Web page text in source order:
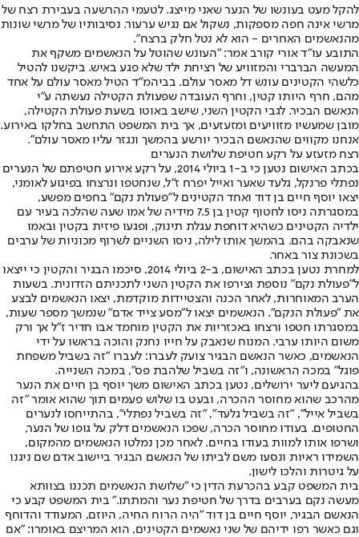
להקל מעט בעונשו של הנער שאני מייצג. לטעמי ההרשעה בעבירת רצח של
מרשי אינה חפה מספקות, נשקול אם נגיש ערעור. נסיבותיו של מרשי שונות
מהנאשמים האחרים - הוא לא נטל חלק ברצח״.
התובע עו״ד אורי קורב אמר: ״העונש שהוטל על הנאשמים משקף את
המעשה הברברי והמזוויע של רציחת ילד שלא פגע באיש. ביקשנו להטיל
כלשהי הקטינים עונש דל מאסר עולם. בביהמ״ד הטיל מאסר עולם על אחד
מהם, חרף היותו קטין, וחרף העובדה שפעולת הקטילה נעשתה ע״י
הנאשם הבכיר. לגבי הקטין השני, שישב באוטו בשעת פעולת הקטילה,
מובן שמעשיו מזוויעים ומזעזעים, אך בית המשפט התחשב בחלקו באירוע.
אנחנו מקווים שהנאשם הבכיר יורשע בהמשך ונגזר עליו מאסר עולם״.
רצח מזעזע על רקע חטיפת שלושת הנערים
בכתב האישום נטען כי ב-1 ביולי 2014, על רקע אירוע חטיפתם של הנערים
נפתלי פרנקל, גלעד שאער ואייל יפרח ז"ל, שנחטפו ונרצחו בפיגוע לאומני,
יצאו יוסף חיים בן דוד ואחד הקטינים ל"פעולת נקם" בחפים מפשע,
במסגרתה ניסו לחטוף קטין בן 7.5 מידיה של אמו שעה שהלכה בעיר עם
ילדיה הקטינים כשהיא דוחפת עגלת תינוק, ופגעו פיזית בקטין ובאמו
שנאבקה בהם. בהמשך אותו לילה, ניסו השניים לשרוף מכוניות של ערבים
בשכונת צור באחר.
למחרת נטען בכתב האישום, ב-2 ביולי 2014, סיכמו הבגיר והקטין כי ייצאו
ל"פעולת נקם" נוספת וצירפו את הקטין השני לתכניתם הזדונית. בשעות
הערב המאוחרות, לאחר הכנה והצטיידות מוקדמת, יצאו הנאשמים לבצע
את "פעולת הנקם". הנאשמים יצאו ל"מסע צייד אדם" שנמשך מספר שעות,
במסגרתו חטפו ורצחו באכזריות את הקטין מוחמד אבו חדיר ז"ל אך ורק
משום היותו ערבי. המנוח שנאבק על חייו נחנק והוכה בראשו על ידי
הנאשמים, כאשר הנאשם הבגיר צועק לעברו: לעברו "זה בשביל משפחת
פוגל" במכה הראשונה, ו"זה בשביל שלהבת פס", במכה השנייה.
בהגיעם ליער ירושלים, נטען בכתב האישום משך יוסף בן חיים את הנער
מהרכב שהוא מחוסר ההכרה, ובעט בו שלוש פעמים תוך שהוא אומר "זה
בשביל אייל", "זה בשביל גלעד", "זה בשביל נפתלי", בהתייחסו לנערים
החטופים. בעודו מחוסר הכרה, שפכו הנאשמים דלק על גופו של הנער,
ושרפו אותו למוות בעודו בחיים. לאחר מכן נמלטו הנאשמים מהמקום,
השמידו ראיות ונסעו משם לביתו של הנאשם הבגיר ביישוב אדם שם ניגנו
על גיטרות והלכו לישון.
בית המשפט קבע בהכרעת הדין כי "שלושת הנאשמים תכננו בצוותא
מעשה נקם בערבים בדרך של חטיפת נער והמתתו." בית המשפט קבע כי
הנאשם הבגיר, יוסף חיים בן דוד "היה הרוח החיה, היוזם, המעודד והדוחף
וגם כאשר רפו ידיהם של שני נאשמים הקטינים, הוא המריצם באומרו: "אם